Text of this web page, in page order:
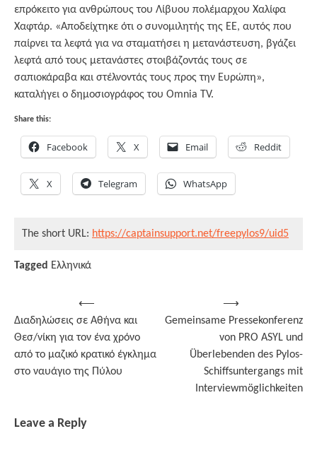
επρόκειτο για ανθρώπους του Λίβυου πολέμαρχου Χαλίφα
Χαφτάρ. «Αποδείχτηκε ότι ο συνομιλητής της ΕΕ, αυτός που
παίρνει τα λεφτά για να σταματήσει η μετανάστευση, βγάζει
λεφτά από τους μετανάστες στοιβάζοντάς τους σε
σαπιοκάραβα και στέλνοντάς τους προς την Ευρώπη»,
καταλήγει ο δημοσιογράφος του Omnia TV.
Share this:
Facebook X Email Reddit
X Telegram WhatsApp
The short URL: https://captainsupport.net/freepylos9/uid5
Tagged Ελληνικά
navigation
⟵
Διαδηλώσεις σε Αθήνα και
Θεσ/νίκη για τον ένα χρόνο
από το μαζικό κρατικό έγκλημα
στο ναυάγιο της Πύλου
Gemeinsame Pressekonferenz
von PRO ASYL und
Überlebenden des Pylos-
Schiffsuntergangs mit
Interviewmöglichkeiten
⟶
Leave a Reply